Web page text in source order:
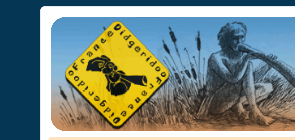
France Didgeridoo
Didgeridoo et Guimbarde sur France Didgeridoo - retrouvez la communauté.